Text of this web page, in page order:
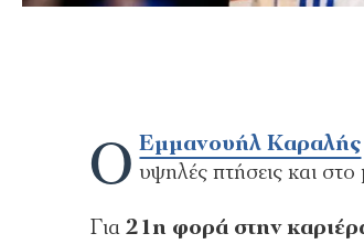
Ο Εμμανουήλ Καραλής
υψηλές πτήσεις και στο
Για 21η φορά στην